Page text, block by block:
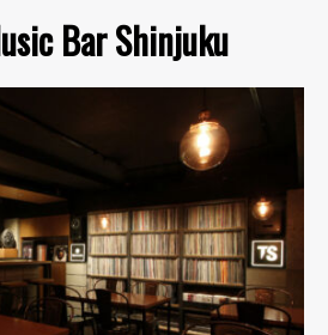
Bar Shinjuku